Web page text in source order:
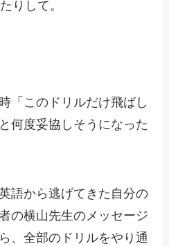
りして。
「このドリルだけ飛ばし
何度妥協しそうになった
語から逃げてきた自分の
の横山先生のメッセージ
、全部のドリルをやり通